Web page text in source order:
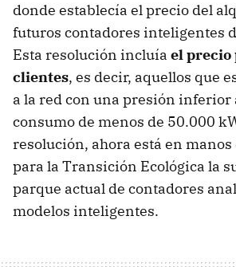
donde establecía el precio del
futuros contadores inteligentes
Esta resolución incluía el precio
clientes, es decir, aquellos que
a la red con una presión inferior
consumo de menos de 50.000
resolución, ahora está en
para la Transición Ecológica la
parque actual de contadores
modelos inteligentes.